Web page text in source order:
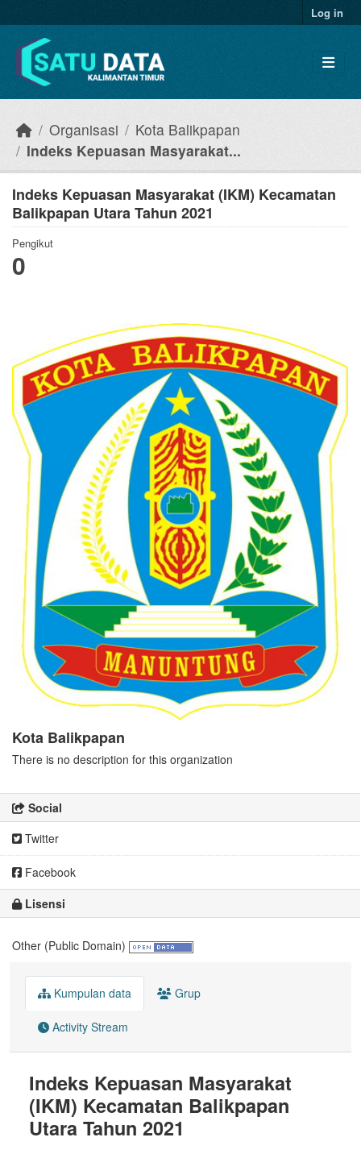
Log in
Organisasi
Kota Balikpapan
Indeks Kepuasan Masyarakat...
Indeks Kepuasan Masyarakat (IKM) Kecamatan
Balikpapan Utara Tahun 2021
Pengikut
0
Kota Balikpapan
There is no description for this organization
Social
Twitter
Facebook
Lisensi
Other (Public Domain)
Kumpulan data Grup
Activity Stream
Indeks Kepuasan Masyarakat
(IKM) Kecamatan Balikpapan
Utara Tahun 2021